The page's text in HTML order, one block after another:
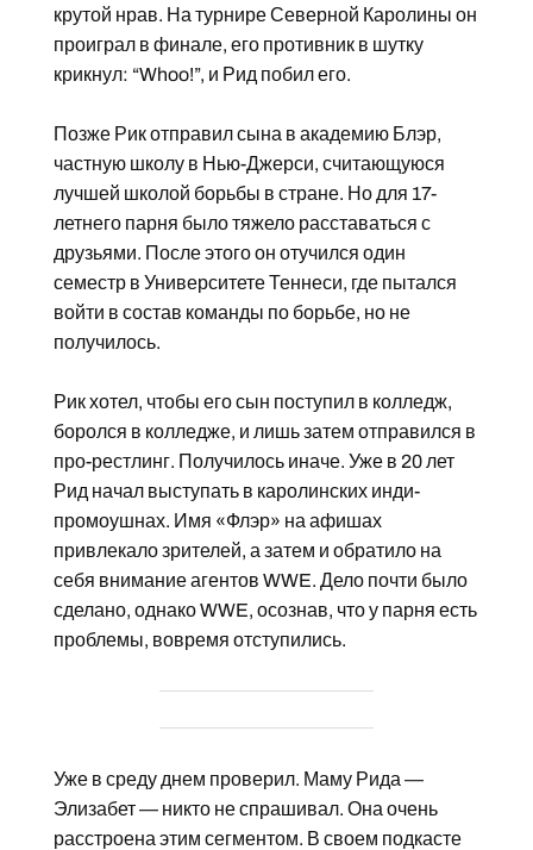
крутой нрав. На турнире Северной Каролины он
проиграл в финале, его противник в шутку
крикнул: “Whoo!”, и Рид побил его.
Позже Рик отправил сына в академию Блэр,
частную школу в Нью-Джерси, считающуюся
лучшей школой борьбы в стране. Но для 17-
летнего парня было тяжело расставаться с
друзьями. После этого он отучился один
семестр в Университете Теннеси, где пытался
войти в состав команды по борьбе, но не
получилось.
Рик хотел, чтобы его сын поступил в колледж,
боролся в колледже, и лишь затем отправился в
про-рестлинг. Получилось иначе. Уже в 20 лет
Рид начал выступать в каролинских инди-
промоушнах. Имя «Флэр» на афишах
привлекало зрителей, а затем и обратило на
себя внимание агентов WWE. Дело почти было
сделано, однако WWE, осознав, что у парня есть
проблемы, вовремя отступились.
Уже в среду днем проверил. Маму Рида —
Элизабет — никто не спрашивал. Она очень
расстроена этим сегментом. В своем подкасте